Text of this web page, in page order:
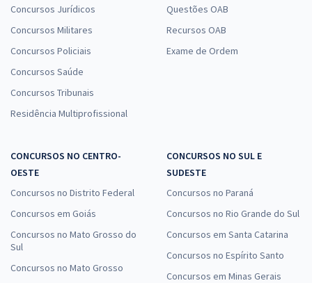
Concursos Jurídicos
Concursos Militares
Concursos Policiais
Concursos Saúde
Concursos Tribunais
Residência Multiprofissional
Questões OAB
Recursos OAB
Exame de Ordem
CONCURSOS NO CENTRO-
OESTE
Concursos no Distrito Federal
Concursos em Goiás
Concursos no Mato Grosso do
Sul
Concursos no Mato Grosso
CONCURSOS NO SUL E
SUDESTE
Concursos no Paraná
Concursos no Rio Grande do Sul
Concursos em Santa Catarina
Concursos no Espírito Santo
Concursos em Minas Gerais